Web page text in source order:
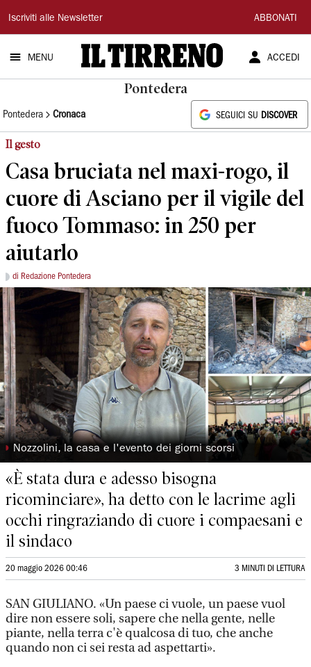
Il
Tirreno
Iscriviti alle Newsletter ABBONATI
MENU ACCEDI
Pontedera
Pontedera Cronaca SEGUICI SU DISCOVER
Il gesto
Casa bruciata nel maxi-rogo, il
cuore di Asciano per il vigile del
fuoco Tommaso: in 250 per
aiutarlo
di Redazione Pontedera
◗ Nozzolini, la casa e l'evento dei giorni scorsi
«È stata dura e adesso bisogna
ricominciare», ha detto con le lacrime agli
occhi ringraziando di cuore i compaesani e
il sindaco
20 maggio 2026 00:46 3 MINUTI DI LETTURA
SAN GIULIANO. «Un paese ci vuole, un paese vuol
dire non essere soli, sapere che nella gente, nelle
piante, nella terra c'è qualcosa di tuo, che anche
quando non ci sei resta ad aspettarti».